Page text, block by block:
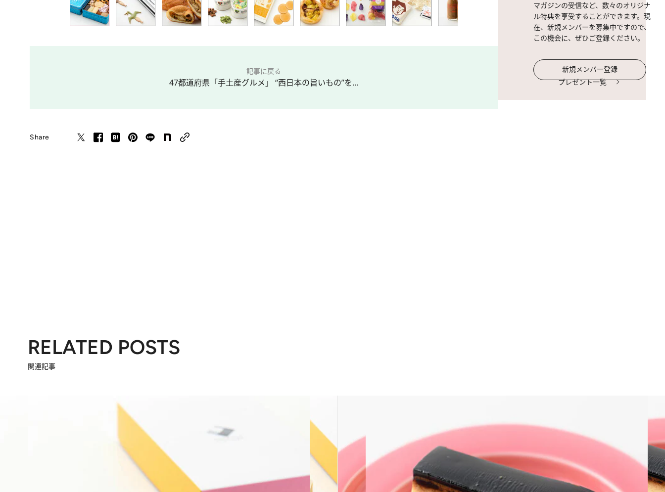
記事に戻る
47都道府県「手土産グルメ」 “西日本の旨いもの”を...
Share
マガジンの受信など、数々のオリジナ
ル特典を享受することができます。現
在、新規メンバーを募集中ですので、
この機会に、ぜひご登録ください。
新規メンバー登録
プレゼント一覧
RELATED POSTS
関連記事